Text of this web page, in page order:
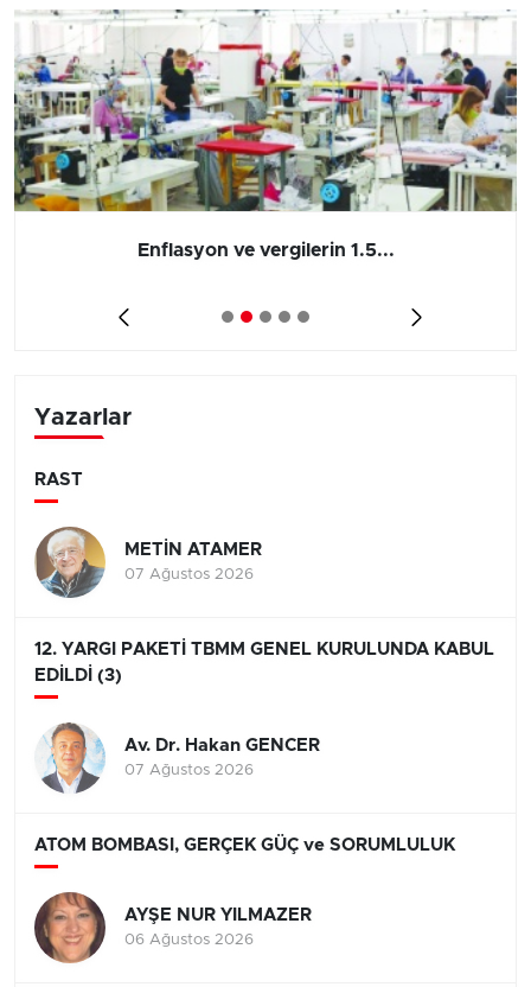
Enflasyon ve vergilerin 1.5...
Yazarlar
RAST
METİN ATAMER
07 Ağustos 2026
12. YARGI PAKETİ TBMM GENEL KURULUNDA KABUL
EDİLDİ (3)
Av. Dr. Hakan GENCER
07 Ağustos 2026
ATOM BOMBASI, GERÇEK GÜÇ ve SORUMLULUK
AYŞE NUR YILMAZER
06 Ağustos 2026